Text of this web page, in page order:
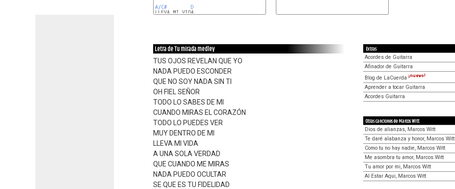
A/C#
D
LLEVA MI VIDA
Letra de Tu mirada medley
TUS OJOS REVELAN QUE YO
NADA PUEDO ESCONDER
QUE NO SOY NADA SIN TI
OH FIEL SEÑOR
TODO LO SABES DE MI
CUANDO MIRAS EL CORAZÓN
TODO LO PUEDES VER
MUY DENTRO DE MI
LLEVA MI VIDA
A UNA SOLA VERDAD
QUE CUANDO ME MIRAS
NADA PUEDO OCULTAR
SE QUE ES TU FIDELIDAD
Extras
Acordes de Guitarra
Afinador de Guitarra
Blog de LaCuerda ¡nuevo!
Aprender a tocar Guitarra
Acordes Guitarra
Otras canciones de Marcos Witt
Dios de alianzas, Marcos Witt
Te daré alabanza y honor, Marcos Witt
Como tu no hay nadie, Marcos Witt
Me asombra tu amor, Marcos Witt
Tu amor por mi, Marcos Witt
Al Estar Aqui, Marcos Witt